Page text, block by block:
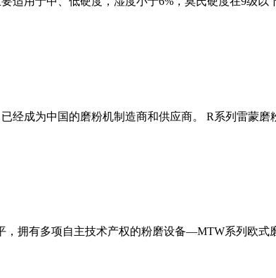
经成为中国的磨粉机制造商和供应商。 R系列雷蒙
拥有多项自主技术产权的粉磨设备—MTW系列欧式